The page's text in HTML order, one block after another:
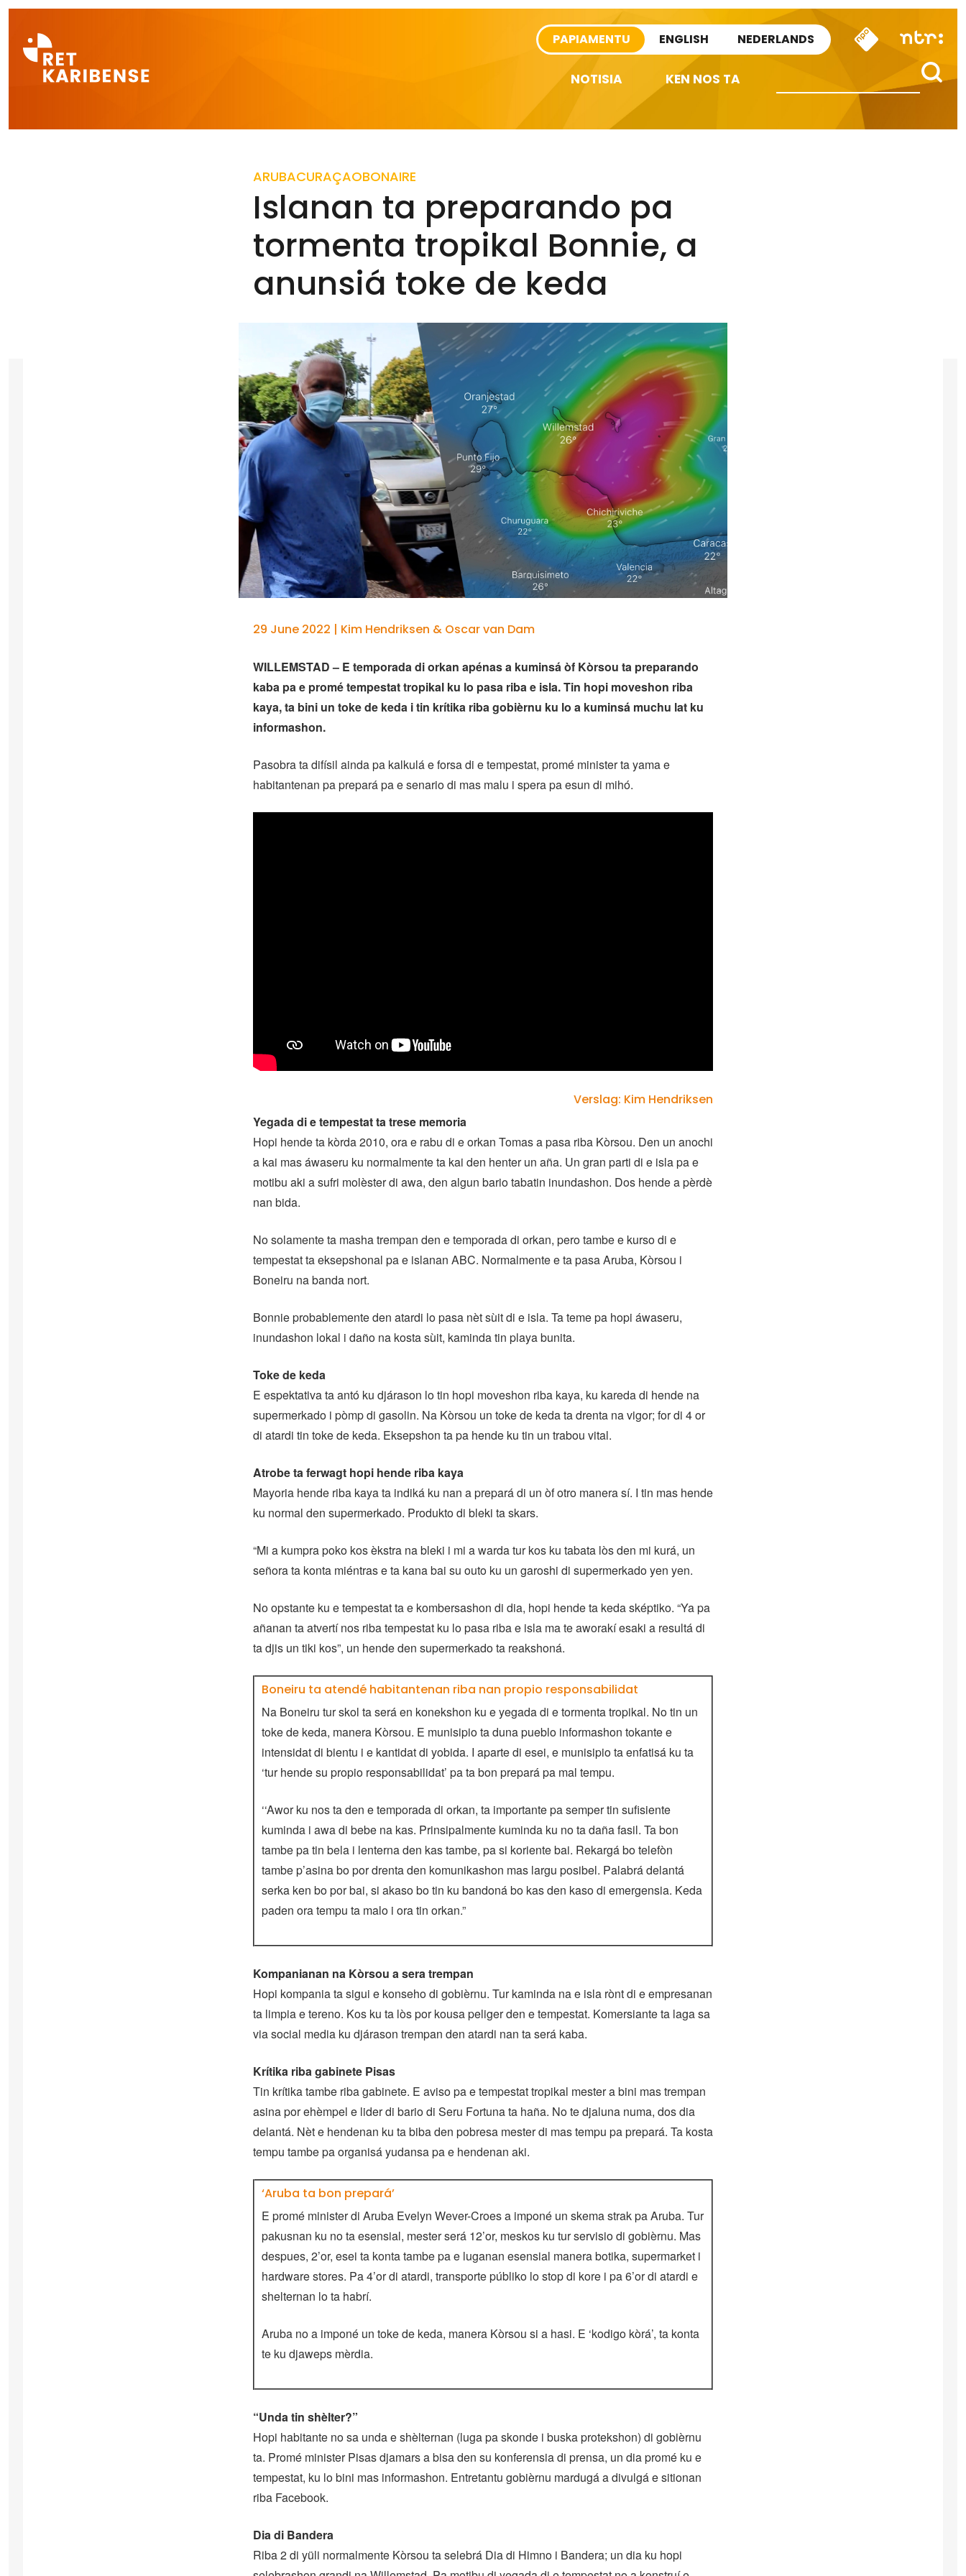
PAPIAMENTU ENGLISH NEDERLANDS
NOTISIA KEN NOS TA
ARUBACURAÇAOBONAIRE
Islanan ta preparando pa
tormenta tropikal Bonnie, a
anunsiá toke de keda
29 June 2022 | Kim Hendriksen & Oscar van Dam
WILLEMSTAD – E temporada di orkan apénas a kuminsá òf Kòrsou ta preparando
kaba pa e promé tempestat tropikal ku lo pasa riba e isla. Tin hopi moveshon riba
kaya, ta bini un toke de keda i tin krítika riba gobièrnu ku lo a kuminsá muchu lat ku
informashon.
Pasobra ta difísil ainda pa kalkulá e forsa di e tempestat, promé minister ta yama e
habitantenan pa prepará pa e senario di mas malu i spera pa esun di mihó.
Verslag: Kim Hendriksen
Yegada di e tempestat ta trese memoria
Hopi hende ta kòrda 2010, ora e rabu di e orkan Tomas a pasa riba Kòrsou. Den un anochi
a kai mas áwaseru ku normalmente ta kai den henter un aña. Un gran parti di e isla pa e
motibu aki a sufri molèster di awa, den algun bario tabatin inundashon. Dos hende a pèrdè
nan bida.
No solamente ta masha trempan den e temporada di orkan, pero tambe e kurso di e
tempestat ta eksepshonal pa e islanan ABC. Normalmente e ta pasa Aruba, Kòrsou i
Boneiru na banda nort.
Bonnie probablemente den atardi lo pasa nèt sùit di e isla. Ta teme pa hopi áwaseru,
inundashon lokal i daño na kosta sùit, kaminda tin playa bunita.
Toke de keda
E espektativa ta antó ku djárason lo tin hopi moveshon riba kaya, ku kareda di hende na
supermerkado i pòmp di gasolin. Na Kòrsou un toke de keda ta drenta na vigor; for di 4 or
di atardi tin toke de keda. Eksepshon ta pa hende ku tin un trabou vital.
Atrobe ta ferwagt hopi hende riba kaya
Mayoria hende riba kaya ta indiká ku nan a prepará di un òf otro manera sí. I tin mas hende
ku normal den supermerkado. Produkto di bleki ta skars.
“Mi a kumpra poko kos èkstra na bleki i mi a warda tur kos ku tabata lòs den mi kurá, un
señora ta konta miéntras e ta kana bai su outo ku un garoshi di supermerkado yen yen.
No opstante ku e tempestat ta e kombersashon di dia, hopi hende ta keda sképtiko. “Ya pa
añanan ta atvertí nos riba tempestat ku lo pasa riba e isla ma te aworakí esaki a resultá di
ta djis un tiki kos”, un hende den supermerkado ta reakshoná.
Boneiru ta atendé habitantenan riba nan propio responsabilidat
Na Boneiru tur skol ta será en konekshon ku e yegada di e tormenta tropikal. No tin un
toke de keda, manera Kòrsou. E munisipio ta duna pueblo informashon tokante e
intensidat di bientu i e kantidat di yobida. I aparte di esei, e munisipio ta enfatisá ku ta
‘tur hende su propio responsabilidat’ pa ta bon prepará pa mal tempu.
‘‘Awor ku nos ta den e temporada di orkan, ta importante pa semper tin sufisiente
kuminda i awa di bebe na kas. Prinsipalmente kuminda ku no ta daña fasil. Ta bon
tambe pa tin bela i lenterna den kas tambe, pa si koriente bai. Rekargá bo telefòn
tambe p’asina bo por drenta den komunikashon mas largu posibel. Palabrá delantá
serka ken bo por bai, si akaso bo tin ku bandoná bo kas den kaso di emergensia. Keda
paden ora tempu ta malo i ora tin orkan.”
Kompanianan na Kòrsou a sera trempan
Hopi kompania ta sigui e konseho di gobièrnu. Tur kaminda na e isla rònt di e empresanan
ta limpia e tereno. Kos ku ta lòs por kousa peliger den e tempestat. Komersiante ta laga sa
via social media ku djárason trempan den atardi nan ta será kaba.
Krítika riba gabinete Pisas
Tin krítika tambe riba gabinete. E aviso pa e tempestat tropikal mester a bini mas trempan
asina por ehèmpel e lider di bario di Seru Fortuna ta haña. No te djaluna numa, dos dia
delantá. Nèt e hendenan ku ta biba den pobresa mester di mas tempu pa prepará. Ta kosta
tempu tambe pa organisá yudansa pa e hendenan aki.
‘Aruba ta bon prepará’
E promé minister di Aruba Evelyn Wever-Croes a imponé un skema strak pa Aruba. Tur
pakusnan ku no ta esensial, mester será 12’or, meskos ku tur servisio di gobièrnu. Mas
despues, 2’or, esei ta konta tambe pa e luganan esensial manera botika, supermarket i
hardware stores. Pa 4’or di atardi, transporte públiko lo stop di kore i pa 6’or di atardi e
shelternan lo ta habrí.
Aruba no a imponé un toke de keda, manera Kòrsou si a hasi. E ‘kodigo kòrá’, ta konta
te ku djaweps mèrdia.
“Unda tin shèlter?”
Hopi habitante no sa unda e shèlternan (luga pa skonde i buska protekshon) di gobièrnu
ta. Promé minister Pisas djamars a bisa den su konferensia di prensa, un dia promé ku e
tempestat, ku lo bini mas informashon. Entretantu gobièrnu mardugá a divulgá e sitionan
riba Facebook.
Dia di Bandera
Riba 2 di yüli normalmente Kòrsou ta selebrá Dia di Himno i Bandera; un dia ku hopi